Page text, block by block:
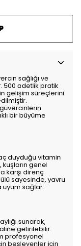
sağlığı ve
500 adetlik pratik
gelişim süreçlerini
bir büyüme
duyduğu vitamin
genel
karşı direnç
sayesinde, yavru
uyum sağlar.
sunarak,
getirilebilir.
profesyonel
besleyenler için